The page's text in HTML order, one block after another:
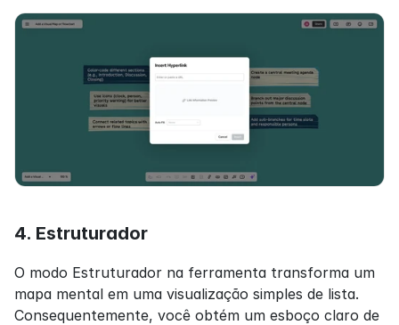
4. Estruturador
O modo Estruturador na ferramenta transforma um
mapa mental em uma visualização simples de lista.
Consequentemente, você obtém um esboço claro de